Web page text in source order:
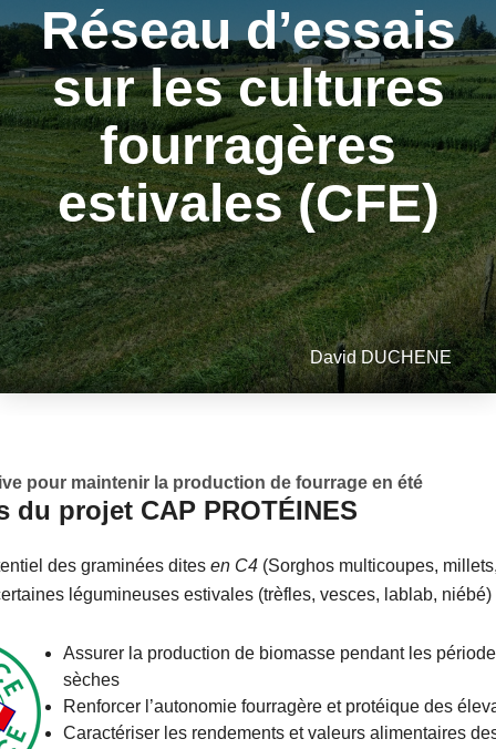
Réseau d’essais
sur les cultures
fourragères
estivales (CFE)
David DUCHENE
pour maintenir la production de fourrage en été
du projet CAP PROTÉINES
des graminées ditesen C4 (Sorghos multicoupes,
légumineuses estivales (trèfles, vesces, lablab, niébé)
Assurer la production de biomasse pendant les
sèches
Renforcer l’autonomie fourragère et protéique des
Caractériser les rendements et valeurs alimentaires